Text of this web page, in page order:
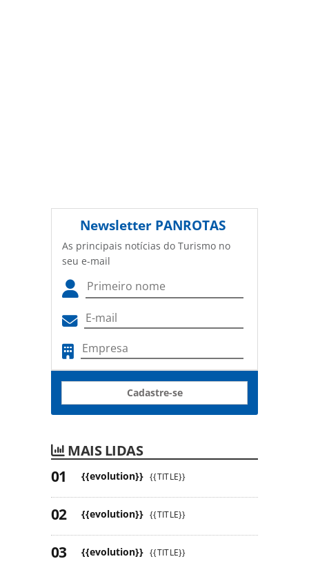
Newsletter PANROTAS
As principais notícias do Turismo no
seu e-mail
Cadastre-se
MAIS LIDAS
{{evolution}} {{TITLE}}
{{evolution}} {{TITLE}}
{{evolution}} {{TITLE}}